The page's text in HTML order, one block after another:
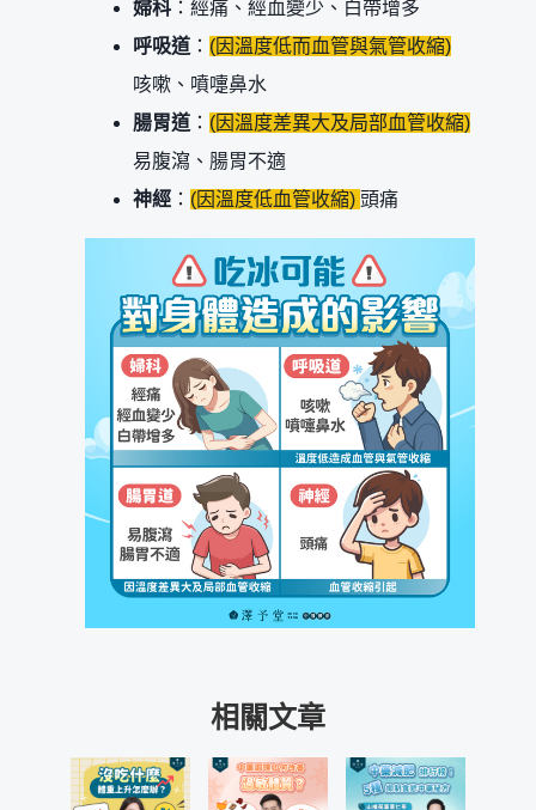
婦科 ：經痛、經血變少、白帶增多
呼吸道 ： (因溫度低而血管與氣管收縮)
咳嗽、噴嚏鼻水
腸胃道 ： (因溫度差異大及局部血管收縮)
易腹瀉、腸胃不適
神經 ： (因溫度低血管收縮) 頭痛
相關文章